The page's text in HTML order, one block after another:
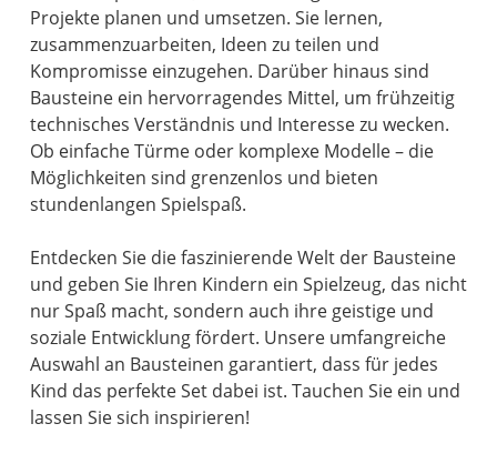
Projekte planen und umsetzen. Sie lernen,
zusammenzuarbeiten, Ideen zu teilen und
Kompromisse einzugehen. Darüber hinaus sind
Bausteine ein hervorragendes Mittel, um frühzeitig
technisches Verständnis und Interesse zu wecken.
Ob einfache Türme oder komplexe Modelle – die
Möglichkeiten sind grenzenlos und bieten
stundenlangen Spielspaß.
Entdecken Sie die faszinierende Welt der Bausteine
und geben Sie Ihren Kindern ein Spielzeug, das nicht
nur Spaß macht, sondern auch ihre geistige und
soziale Entwicklung fördert. Unsere umfangreiche
Auswahl an Bausteinen garantiert, dass für jedes
Kind das perfekte Set dabei ist. Tauchen Sie ein und
lassen Sie sich inspirieren!